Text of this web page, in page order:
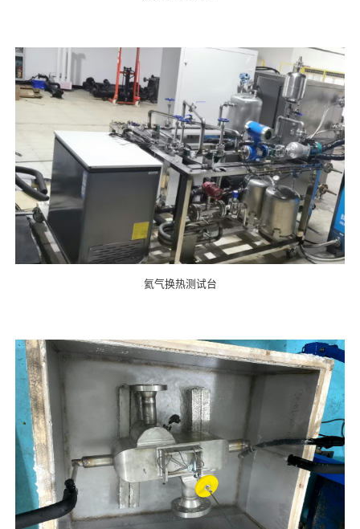
氦气换热测试台